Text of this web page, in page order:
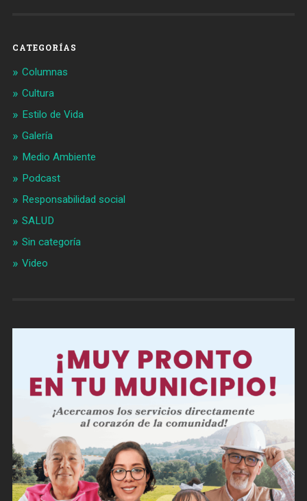
CATEGORÍAS
Columnas
Cultura
Estilo de Vida
Galería
Medio Ambiente
Podcast
Responsabilidad social
SALUD
Sin categoría
Video